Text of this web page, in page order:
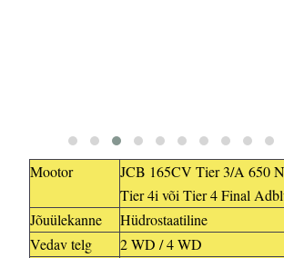
Mootor
JCB 165CV Tier 3/A 650
Tier 4i või Tier 4 Final
Jõuülekanne
Hüdrostaatiline
Vedav telg
2 WD / 4 WD